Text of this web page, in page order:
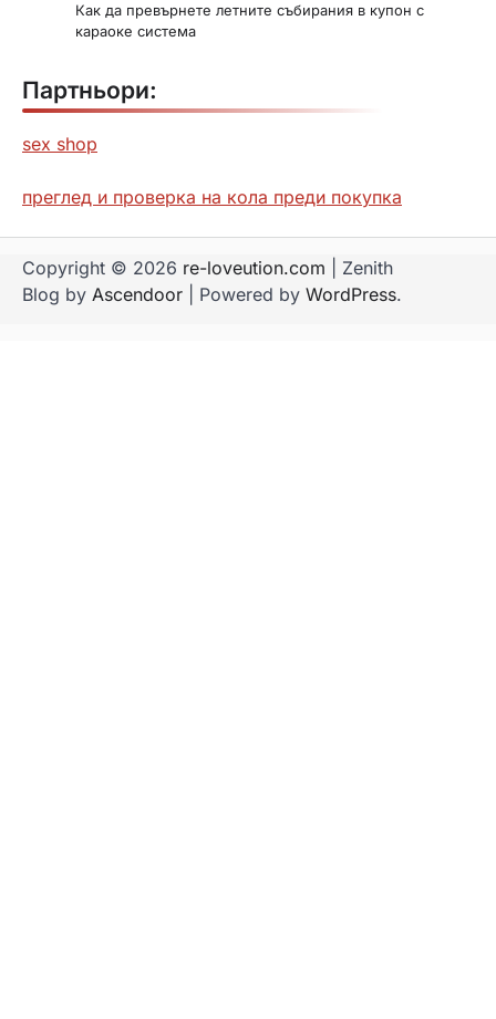
Как да превърнете летните събирания в купон с
караоке система
Партньори:
sex shop
преглед и проверка на кола преди покупка
Copyright © 2026 re-loveution.com | Zenith
Blog by Ascendoor | Powered by WordPress.